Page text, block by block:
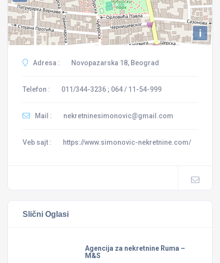
i
Adresa : Novopazarska 18, Beograd
Telefon : 011/344-3236 ; 064 / 11-54-999
Mail : nekretninesimonovic@gmail.com
Veb sajt : https://www.simonovic-nekretnine.com/
Slični Oglasi
Agencija za nekretnine Ruma –
M&S